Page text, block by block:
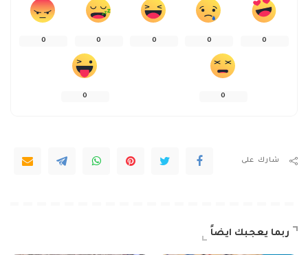
0
0
0
0
0
0
0
شارك على
ربما يعجبك ايضاً